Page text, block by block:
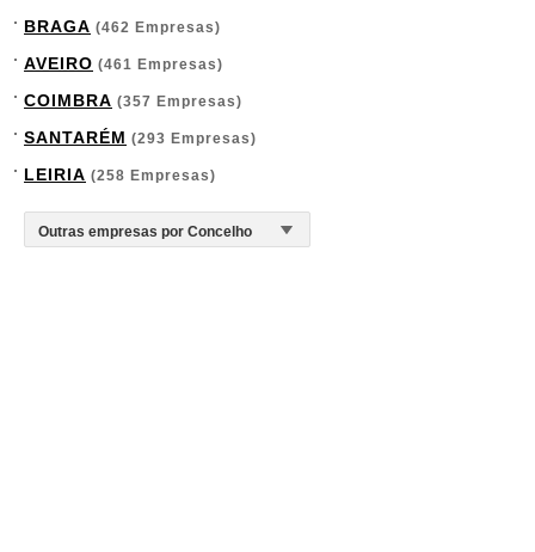
BRAGA (462 Empresas)
AVEIRO (461 Empresas)
COIMBRA (357 Empresas)
SANTARÉM (293 Empresas)
LEIRIA (258 Empresas)